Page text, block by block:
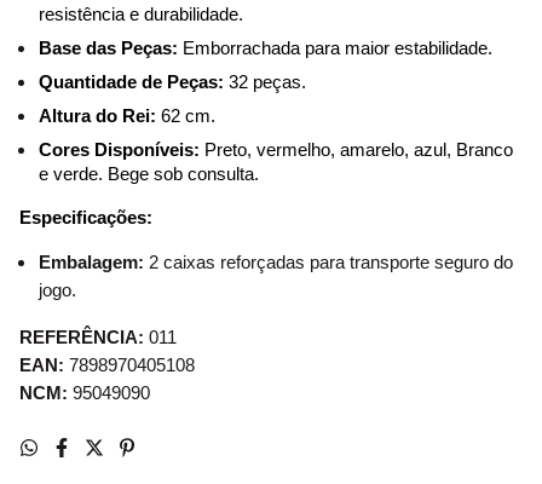
resistência e durabilidade.
Base das Peças: Emborrachada para maior estabilidade.
Quantidade de Peças: 32 peças.
Altura do Rei: 62 cm.
Cores Disponíveis: Preto, vermelho, amarelo, azul, Branco
e verde. Bege sob consulta.
Especificações:
Embalagem: 2 caixas reforçadas para transporte seguro do
jogo.
REFERÊNCIA: 011
EAN: 7898970405108
NCM: 95049090